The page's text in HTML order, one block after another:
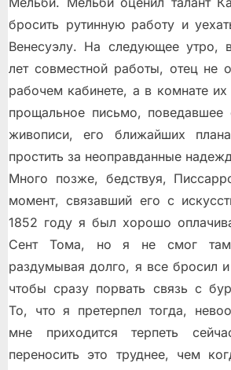
бросить рутинную работу и
Венесуэлу. На следующее утро,
лет совместной работы, отец не
рабочем кабинете, а в комнате
прощальное письмо, поведавшее
живописи, его ближайших
простить за неоправданные
Много позже, бедствуя,
момент, связавший его с
1852 году я был хорошо
Сент Тома, но я не смог
раздумывая долго, я все бросил
чтобы сразу порвать связь с
То, что я претерпел тогда,
мне приходится терпеть
переносить это труднее, чем